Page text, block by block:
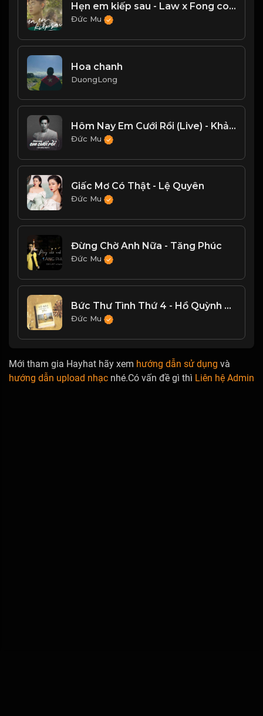
Hẹn em kiếp sau - Law x Fong cover
Đức Mu
Hoa chanh
DuongLong
Hôm Nay Em Cưới Rồi (Live) - Khải Đăng
Đức Mu
Giấc Mơ Có Thật - Lệ Quyên
Đức Mu
Đừng Chờ Anh Nữa - Tăng Phúc
Đức Mu
Bức Thư Tình Thứ 4 - Hồ Quỳnh Hương
Đức Mu
Mới tham gia Hayhat hãy xem hướng dẫn sử dụng và
hướng dẫn upload nhạc nhé.Có vấn đề gì thì Liên hệ Admin